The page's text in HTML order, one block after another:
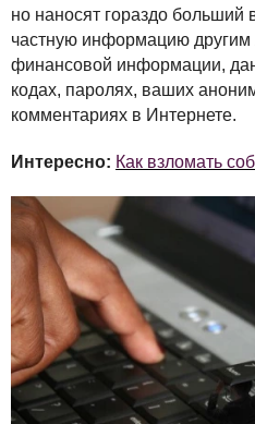
но наносят гораздо
частную информацию
финансовой информации,
кодах, паролях, ваших
комментариях в Интернете.
Интересно: Как взломать